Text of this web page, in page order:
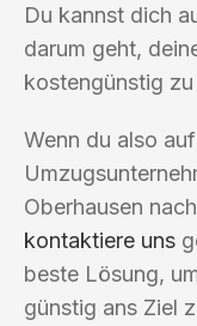
Du kannst dich
darum geht,
kostengünstig
Wenn du also
Oberhausen
kontaktiere uns
beste Lösung,
günstig ans Ziel